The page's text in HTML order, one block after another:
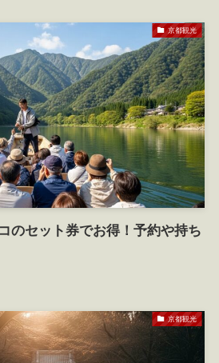
京都観光
のセット券でお得！予約や持ち
京都観光